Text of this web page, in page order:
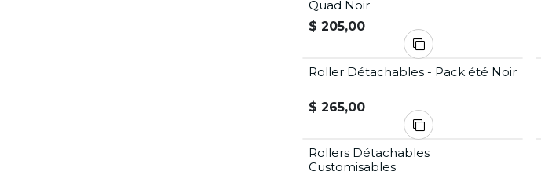
Quad Noir
$ 205,00
Offre Été
Roller Détachables - Pack été Noir
$ 265,00
Rollers Détachables
Customisables